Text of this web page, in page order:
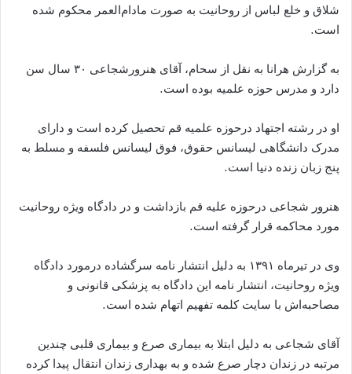
شلاق و خلع لباس از روحانیت به صورت مادام‌العمر محکوم شده
است.
به گزارش هرانا به نقل از سحام، آقای هنرورشجاعی ۳۰ سال سن
دارد و مدرس حوزه علمیه بوده است.
او در رشته اجتهاد درحوزه علمیه قم تحصیل کرده است و دارای
مدرک دانشگاهی لیسانس حقوق، فوق لیسانس فلسفه و مسلط به
پنج زبان زنده دنیا است.
هنرور شجاعی درحوزه علیه قم بازداشت و در دادگاه ویژه روحانیت
مورد محاکمه قرار گرفته است.
وی در تیرماه ۱۳۹۱ به دلیل انتشار نامه سرگشاده درمورد دادگاه
ویژه روحانیت، انتشار نامه این دادگاه به پزشکی قانونی و
مصاحبه‌اش با سایت کلمه تفهیم اتهام شده است.
آقای شجاعی به دلیل ابتلا به بیماری صرع و بیماری قلبی چندین
مرتبه در زندان دچار صرع شده و به بهداری زندان انتقال پیدا کرده